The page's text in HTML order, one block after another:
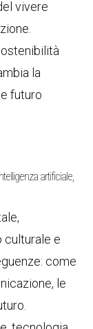
vivere
la
futuro
artificiale,
culturale e
come
le